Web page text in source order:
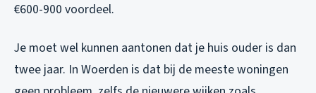
€600-900 voordeel.
Je moet wel kunnen aantonen dat je huis ouder is dan
twee jaar. In Woerden is dat bij de meeste woningen